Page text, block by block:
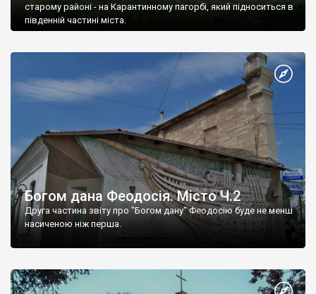
старому районі - на Карантинному пагорбі, який підноситься в
південній частині міста.
Богом дана Феодосія. Місто Ч.2
Друга частина звіту про "Богом дану" Феодосію буде не менш
насиченою ніж перша.